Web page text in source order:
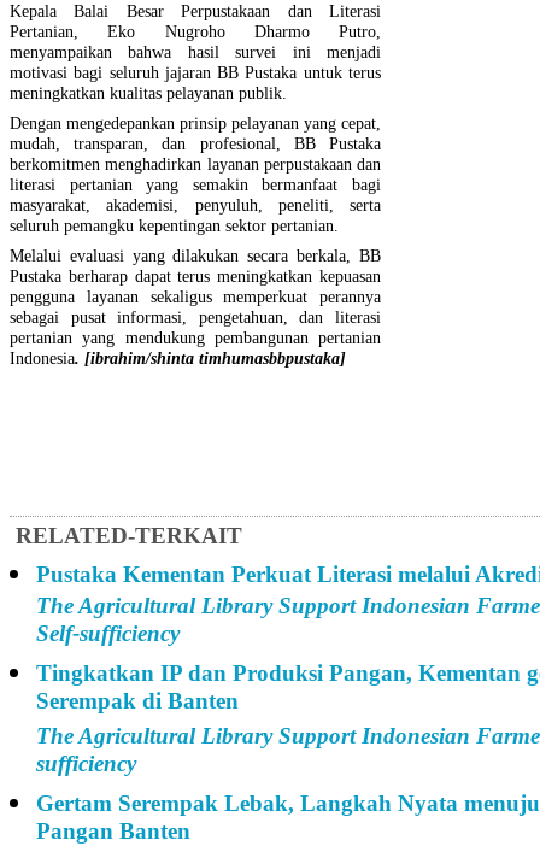
Kepala Balai Besar Perpustakaan dan Literasi
Pertanian, Eko Nugroho Dharmo Putro,
menyampaikan bahwa hasil survei ini menjadi
motivasi bagi seluruh jajaran BB Pustaka untuk terus
meningkatkan kualitas pelayanan publik.
Dengan mengedepankan prinsip pelayanan yang cepat,
mudah, transparan, dan profesional, BB Pustaka
berkomitmen menghadirkan layanan perpustakaan dan
literasi pertanian yang semakin bermanfaat bagi
masyarakat, akademisi, penyuluh, peneliti, serta
seluruh pemangku kepentingan sektor pertanian.
Melalui evaluasi yang dilakukan secara berkala, BB
Pustaka berharap dapat terus meningkatkan kepuasan
pengguna layanan sekaligus memperkuat perannya
sebagai pusat informasi, pengetahuan, dan literasi
pertanian yang mendukung pembangunan pertanian
Indonesia. [ibrahim/shinta timhumasbbpustaka]
RELATED-TERKAIT
Pustaka Kementan Perkuat Literasi melalui
The Agricultural Library Support Indonesian
Self-sufficiency
Tingkatkan IP dan Produksi Pangan, Kementan
Serempak di Banten
The Agricultural Library Support Indonesian
sufficiency
Gertam Serempak Lebak, Langkah Nyata
Pangan Banten